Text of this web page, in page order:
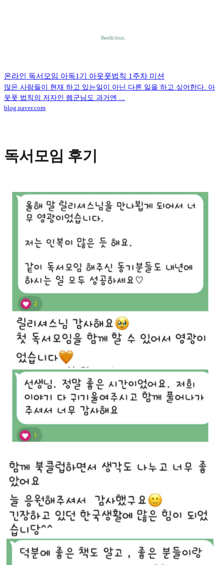
온라인 독서모임 아독1기 아웃풋법칙 1주차 미션
많은 사람들이 현재 하고 있는일이 아닌 다른 일을 하고 싶어한다. 아
웃풋 법칙의 저자인 렘군님도 과거엔 ...
blog.naver.com
독서모임 후기